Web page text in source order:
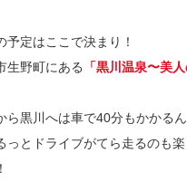
予定はここで決まり！
生野町にある
「黒川温泉〜美人
ら黒川へは車で40分もかかるん
っとドライブがてら走るのも